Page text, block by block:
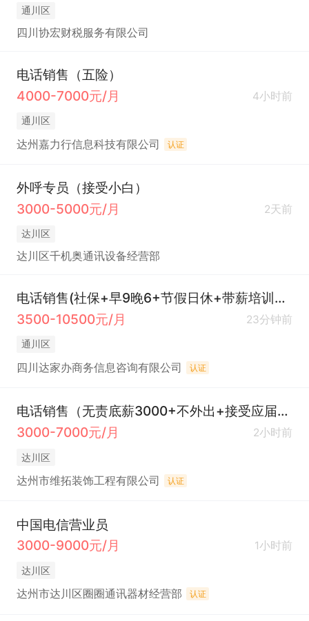
通川区
四川协宏财税服务有限公司
电话销售（五险）
4000-7000元/月
4小时前
通川区
达州嘉力行信息科技有限公司 认证
外呼专员（接受小白）
3000-5000元/月
2天前
达川区
达川区千机奥通讯设备经营部
电话销售(社保+早9晚6+节假日休+带薪培训下午茶）
3500-10500元/月
23分钟前
通川区
四川达家办商务信息咨询有限公司 认证
电话销售（无责底薪3000+不外出+接受应届生）
3000-7000元/月
2小时前
达川区
达州市维拓装饰工程有限公司 认证
中国电信营业员
3000-9000元/月
1小时前
达川区
达州市达川区圈圈通讯器材经营部 认证